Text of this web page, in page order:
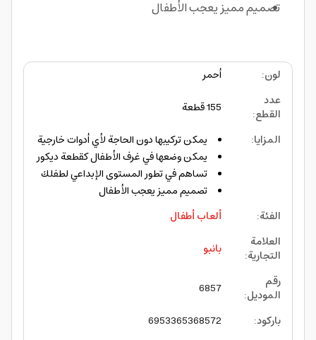
تصميم مميز يعجب الأطفال
لون:
أحمر
عدد
القطع:
155 قطعة
المزايا:
يمكن تركيبها دون الحاجة لأي أدوات خارجية
يمكن وضعها في غرف الأطفال كقطعة ديكور
تساهم في تطور المستوى الإبداعي لطفلك
تصميم مميز يعجب الأطفال
الفئة:
ألعاب أطفال
العلامة
التجارية:
بانبو
رقم
الموديل:
6857
باركود:
6953365368572